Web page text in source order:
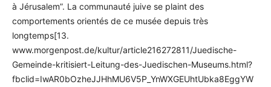
à Jérusalem”. La communauté juive se plaint des
comportements orientés de ce musée depuis très
longtemps[13.
www.morgenpost.de/kultur/article216272811/Juedische-
Gemeinde-kritisiert-Leitung-des-Juedischen-Museums.html?
fbclid=IwAR0bOzheJJHhMU6V5P_YnWXGEUhtUbka8EggYW